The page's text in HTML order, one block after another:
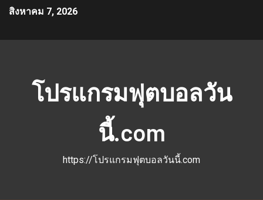
สิงหาคม 7, 2026
โปรแกรมฟุตบอลวัน
นี้.com
https://โปรแกรมฟุตบอลวันนี้.com